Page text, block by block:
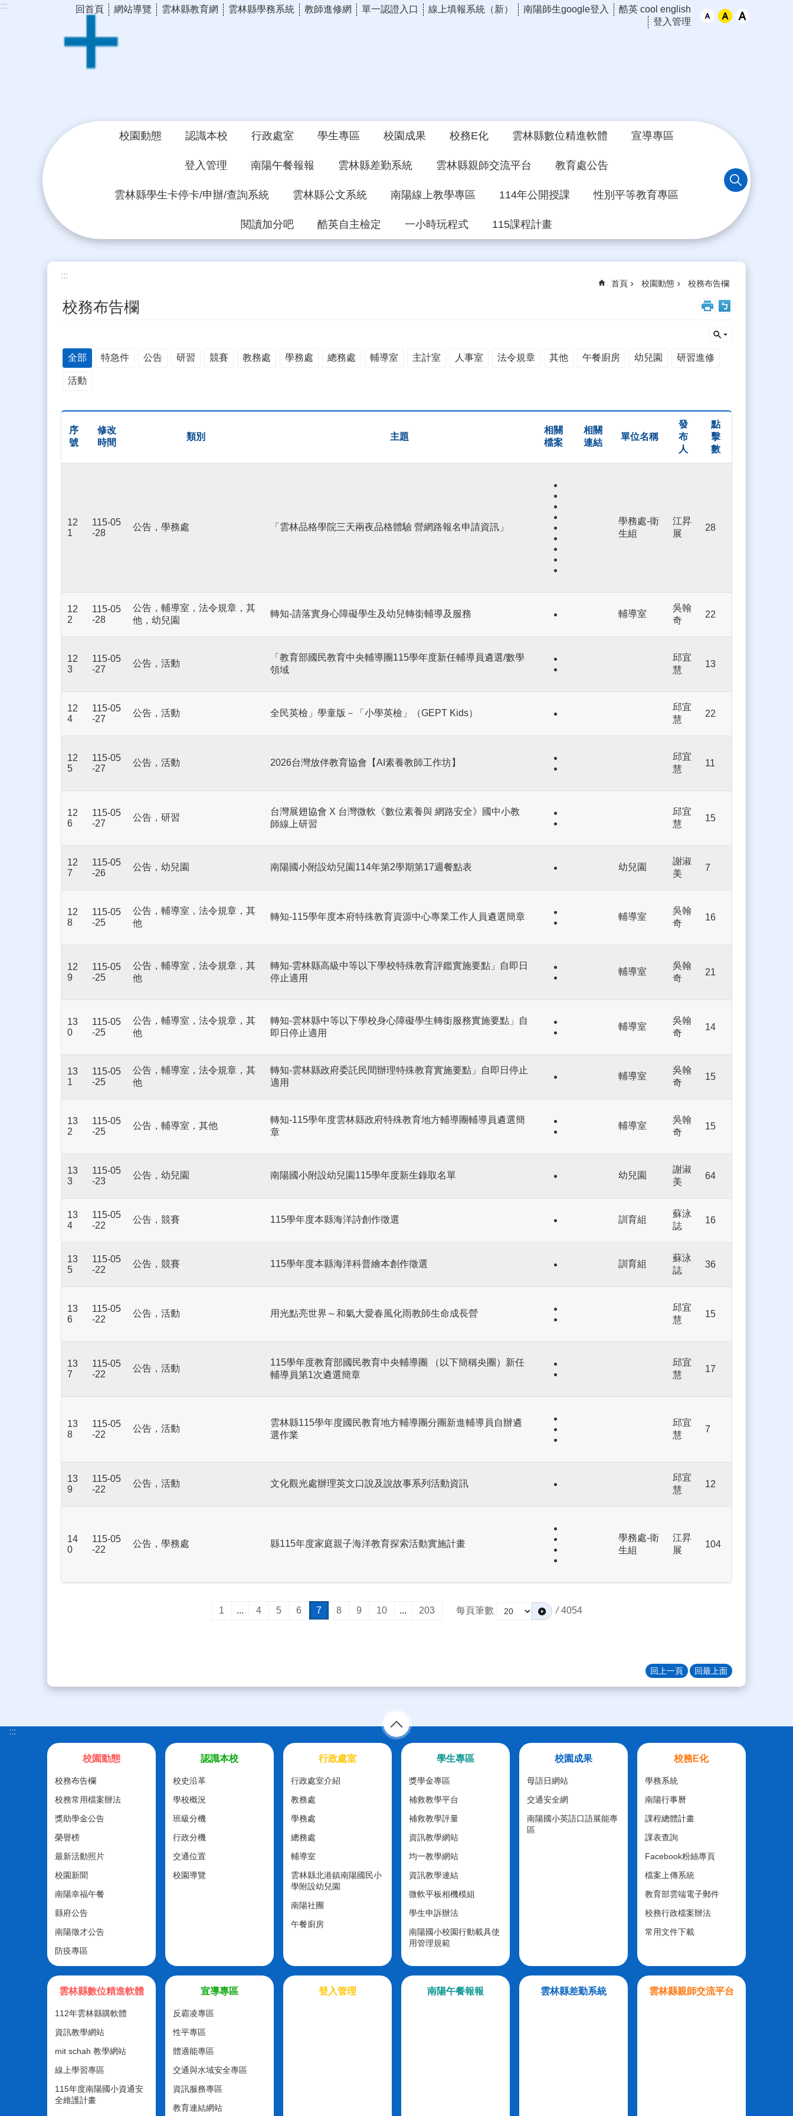
跳到主要內容區塊
::: 回首頁 網站導覽 雲林縣教育網 雲林縣學務系統 教師進修網 單一認證入口 線上填報系統（新） 南陽師生google登入
酷英 cool english
登入管理
校園動態 認識本校 行政處室 學生專區 校園成果 校務E化 雲林縣數位精進軟體 宣導專區
登入管理 南陽午餐報報 雲林縣差勤系統 雲林縣親師交流平台 教育處公告
雲林縣學生卡停卡/申辦/查詢系統 雲林縣公文系統 南陽線上教學專區 114年公開授課 性別平等教育專區
閱讀加分吧 酷英自主檢定 一小時玩程式 115課程計畫
:::
首頁 校園動態 校務布告欄
校務布告欄
全部 特急件 公告 研習 競賽 教務處 學務處 總務處 輔導室 主計室 人事室 法令規章 其他 午餐廚房 幼兒園 研習進修
活動
序
號
修改
時間
類別 主題
相關
檔案
相關
連結
單位名稱
發
布
人
點
擊
數
12
1
115-05
-28
公告，學務處 「雲林品格學院三天兩夜品格體驗 營網路報名申請資訊」
學務處-衛
生組
江昇
展
28
12
2
115-05
-28
公告，輔導室，法令規章，其
他，幼兒園
轉知-請落實身心障礙學生及幼兒轉銜輔導及服務 輔導室
吳翰
奇
22
12
3
115-05
-27
公告，活動
「教育部國民教育中央輔導團115學年度新任輔導員遴選/數學
領域
邱宜
慧
13
12
4
115-05
-27
公告，活動 全民英檢」學童版－「小學英檢」（GEPT Kids）
邱宜
慧
22
12
5
115-05
-27
公告，活動 2026台灣放伴教育協會【AI素養教師工作坊】
邱宜
慧
11
12
6
115-05
-27
公告，研習
台灣展翅協會 X 台灣微軟《數位素養與 網路安全》國中小教
師線上研習
邱宜
慧
15
12
7
115-05
-26
公告，幼兒園 南陽國小附設幼兒園114年第2學期第17週餐點表 幼兒園
謝淑
美
7
12
8
115-05
-25
公告，輔導室，法令規章，其
他
轉知-115學年度本府特殊教育資源中心專業工作人員遴選簡章 輔導室
吳翰
奇
16
12
9
115-05
-25
公告，輔導室，法令規章，其
他
轉知-雲林縣高級中等以下學校特殊教育評鑑實施要點」自即日
停止適用
輔導室
吳翰
奇
21
13
0
115-05
-25
公告，輔導室，法令規章，其
他
轉知-雲林縣中等以下學校身心障礙學生轉銜服務實施要點」自
即日停止適用
輔導室
吳翰
奇
14
13
1
115-05
-25
公告，輔導室，法令規章，其
他
轉知-雲林縣政府委託民間辦理特殊教育實施要點」自即日停止
適用
輔導室
吳翰
奇
15
13
2
115-05
-25
公告，輔導室，其他
轉知-115學年度雲林縣政府特殊教育地方輔導團輔導員遴選簡
章
輔導室
吳翰
奇
15
13
3
115-05
-23
公告，幼兒園 南陽國小附設幼兒園115學年度新生錄取名單 幼兒園
謝淑
美
64
13
4
115-05
-22
公告，競賽 115學年度本縣海洋詩創作徵選 訓育組
蘇泳
誌
16
13
5
115-05
-22
公告，競賽 115學年度本縣海洋科普繪本創作徵選 訓育組
蘇泳
誌
36
13
6
115-05
-22
公告，活動 用光點亮世界～和氣大愛春風化雨教師生命成長營
邱宜
慧
15
13
7
115-05
-22
公告，活動
115學年度教育部國民教育中央輔導團 （以下簡稱央團）新任
輔導員第1次遴選簡章
邱宜
慧
17
13
8
115-05
-22
公告，活動
雲林縣115學年度國民教育地方輔導團分團新進輔導員自辦遴
選作業
邱宜
慧
7
13
9
115-05
-22
公告，活動 文化觀光處辦理英文口說及說故事系列活動資訊
邱宜
慧
12
14
0
115-05
-22
公告，學務處 縣115年度家庭親子海洋教育探索活動實施計畫
學務處-衛
生組
江昇
展
104
1 ... 4 5 6 7 8 9 10 ... 203 每頁筆數 / 4054
回上一頁 回最上面
:::
校園動態
校務布告欄
校務常用檔案辦法
獎助學金公告
榮譽榜
最新活動照片
校園新聞
南陽幸福午餐
縣府公告
南陽徵才公告
防疫專區
認識本校
校史沿革
學校概況
班級分機
行政分機
交通位置
校園導覽
行政處室
行政處室介紹
教務處
學務處
總務處
輔導室
雲林縣北港鎮南陽國民小
學附設幼兒園
南陽社團
午餐廚房
學生專區
獎學金專區
補救教學平台
補救教學評量
資訊教學網站
均一教學網站
資訊教學連結
微軟平板相機模組
學生申訴辦法
南陽國小校園行動載具使
用管理規範
校園成果
母語日網站
交通安全網
南陽國小英語口語展能專
區
校務E化
學務系統
南陽行事曆
課程總體計畫
課表查詢
Facebook粉絲專頁
檔案上傳系統
教育部雲端電子郵件
校務行政檔案辦法
常用文件下載
雲林縣數位精進軟體
112年雲林縣購軟體
資訊教學網站
mit schah 教學網站
線上學習專區
115年度南陽國小資通安
全維護計畫
宣導專區
反霸凌專區
性平專區
體適能專區
交通與水域安全專區
資訊服務專區
教育連結網站
登入管理 南陽午餐報報 雲林縣差勤系統 雲林縣親師交流平台